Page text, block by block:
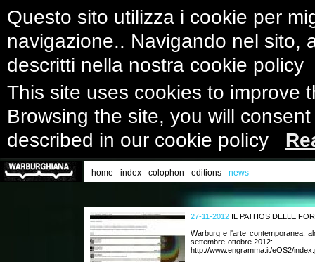
Questo sito utilizza i cookie per
navigazione.. Navigando nel sito,
descritti nella nostra cookie
This site uses cookies to improve
Browsing the site, you will
described in our cookie policy
home - index - colophon - editions - news
27-11-2012 IL PATHOS DELLE
Warburg e l'arte contemporanea:
settembre-ottobre 2012:
http://www.engramma.it/eOS2/